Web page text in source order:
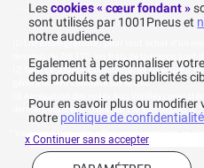
Livraison gratuite : pour tout achat d'un
dessous de 70€ TTC, les frais de livraison sont de
Tarif catalogue manufacturier en vigueur
généralement constaté sur le site.
Agrégation des notes Avis Vérifiés
derniers mois et un total de 136 avis depuis le
* Voir conditions des offres commerciales en
Lescookies « cœur fondant »
sont utilisés par 1001Pneus et
notre audience.
Egalement à personnaliser
des produits et des publicités
Pour en savoir plus ou modifier
notre politique de confidentialité
x Continuer sans accepter